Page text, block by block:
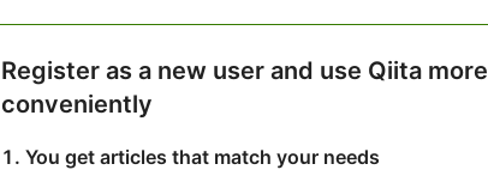
Register as a new user and use Qiita more
conveniently
You get articles that match your needs